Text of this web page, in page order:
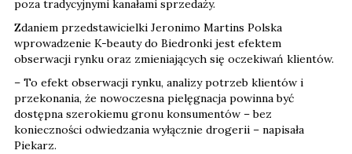
poza tradycyjnymi kanałami sprzedaży.
Zdaniem przedstawicielki Jeronimo Martins Polska
wprowadzenie K-beauty do Biedronki jest efektem
obserwacji rynku oraz zmieniających się oczekiwań klientów.
– To efekt obserwacji rynku, analizy potrzeb klientów i
przekonania, że nowoczesna pielęgnacja powinna być
dostępna szerokiemu gronu konsumentów – bez
konieczności odwiedzania wyłącznie drogerii – napisała
Piekarz.